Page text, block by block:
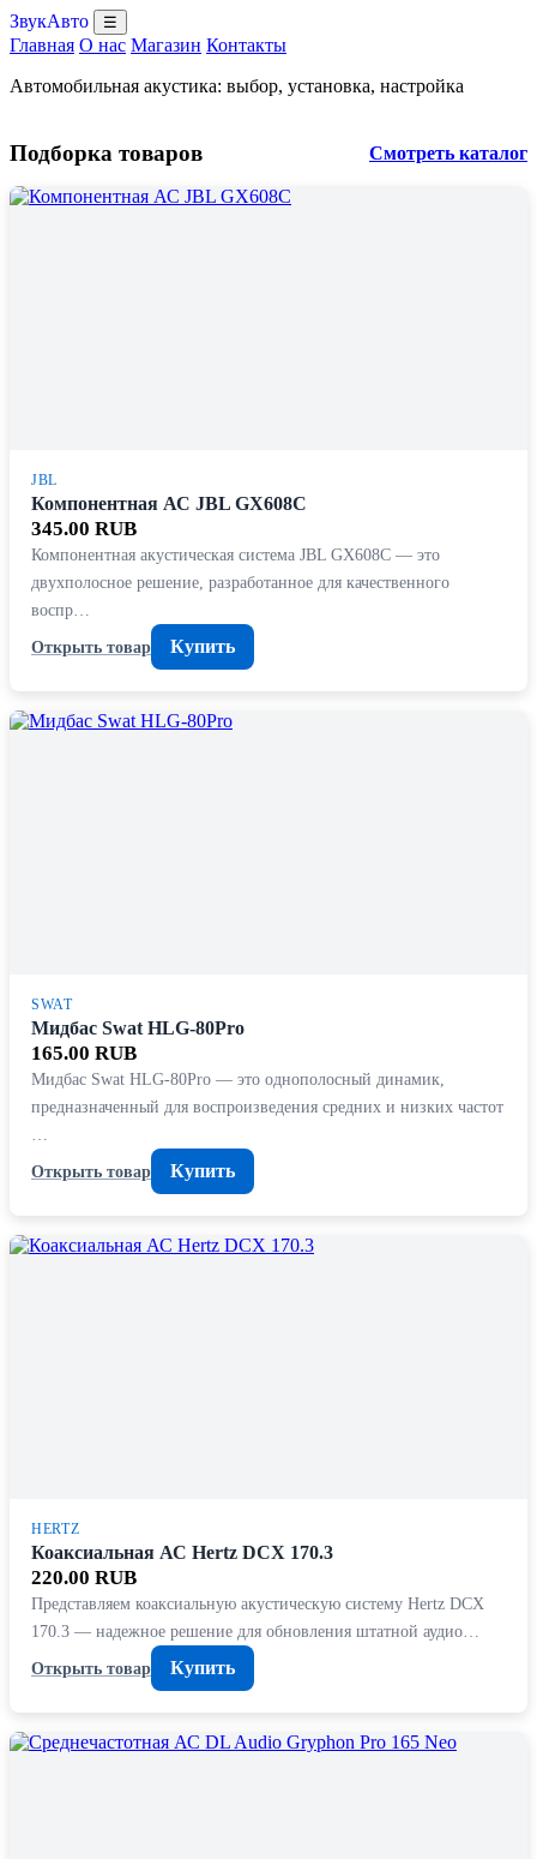
ЗвукАвто ☰
Главная О нас Магазин Контакты
Автомобильная акустика: выбор, установка, настройка
Подборка товаров Смотреть каталог
JBL
Компонентная АС JBL GX608C
345.00 RUB
Компонентная акустическая система JBL GX608C — это
двухполосное решение, разработанное для качественного
воспр…
Открыть товар
Купить
SWAT
Мидбас Swat HLG-80Pro
165.00 RUB
Мидбас Swat HLG-80Pro — это однополосный динамик,
предназначенный для воспроизведения средних и низких частот
Открыть товар
Купить
HERTZ
Коаксиальная АС Hertz DCX 170.3
220.00 RUB
Представляем коаксиальную акустическую систему Hertz DCX
170.3 — надежное решение для обновления штатной аудио…
Открыть товар
Купить